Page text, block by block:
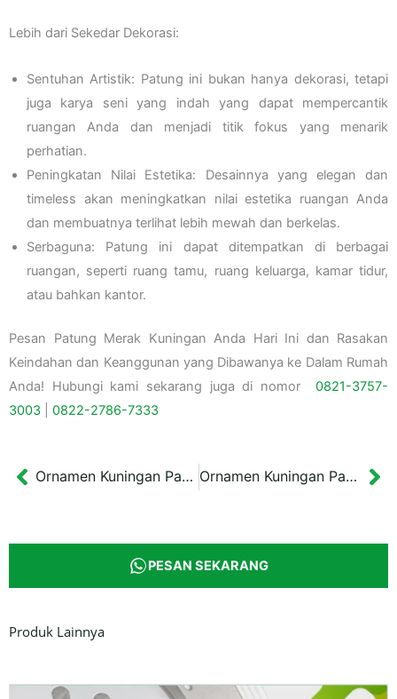
Lebih dari Sekedar Dekorasi:
Sentuhan Artistik: Patung ini bukan hanya dekorasi, tetapi
juga karya seni yang indah yang dapat mempercantik
ruangan Anda dan menjadi titik fokus yang menarik
perhatian.
Peningkatan Nilai Estetika: Desainnya yang elegan dan
timeless akan meningkatkan nilai estetika ruangan Anda
dan membuatnya terlihat lebih mewah dan berkelas.
Serbaguna: Patung ini dapat ditempatkan di berbagai
ruangan, seperti ruang tamu, ruang keluarga, kamar tidur,
atau bahkan kantor.
Pesan Patung Merak Kuningan Anda Hari Ini dan Rasakan
Keindahan dan Keanggunan yang Dibawanya ke Dalam Rumah
Anda! Hubungi kami sekarang juga di nomor 0821-3757-
3003
0822-2786-7333
Prev Ornamen Kuningan Patung Ayam Ornamen Kuningan Patung Sapi
PESAN SEKARANG
Produk Lainnya